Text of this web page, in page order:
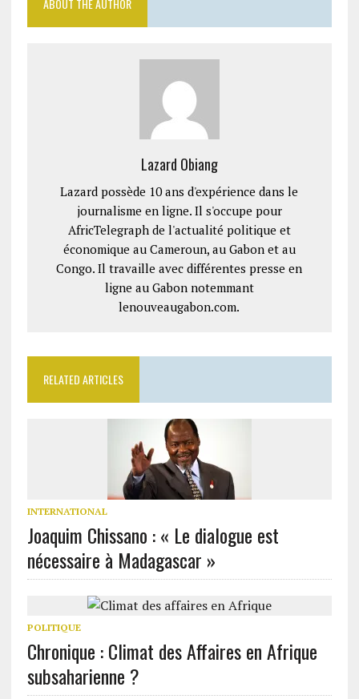
ABOUT THE AUTHOR
Lazard Obiang
Lazard possède 10 ans d'expérience dans le
journalisme en ligne. Il s'occupe pour
AfricTelegraph de l'actualité politique et
économique au Cameroun, au Gabon et au
Congo. Il travaille avec différentes presse en
ligne au Gabon notemmant
lenouveaugabon.com.
RELATED ARTICLES
INTERNATIONAL
Joaquim Chissano : « Le dialogue est
nécessaire à Madagascar »
POLITIQUE
Chronique : Climat des Affaires en Afrique
subsaharienne ?